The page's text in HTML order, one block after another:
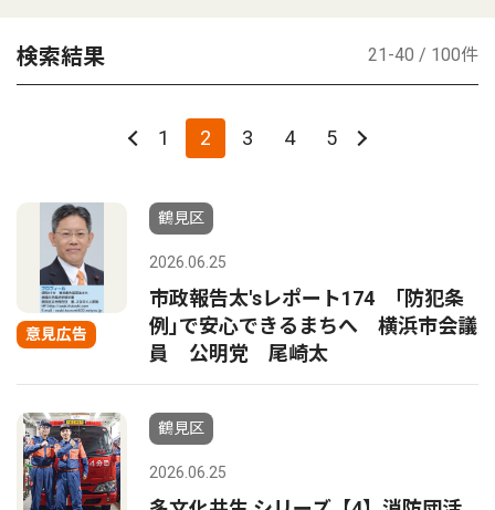
検索結果 21-40 / 100件
1 2 3 4 5
意見広告
鶴見区
2026.06.25
市政報告太'sレポート174 ｢防犯条
例｣で安心できるまちへ 横浜市会議
員 公明党 尾崎太
鶴見区
2026.06.25